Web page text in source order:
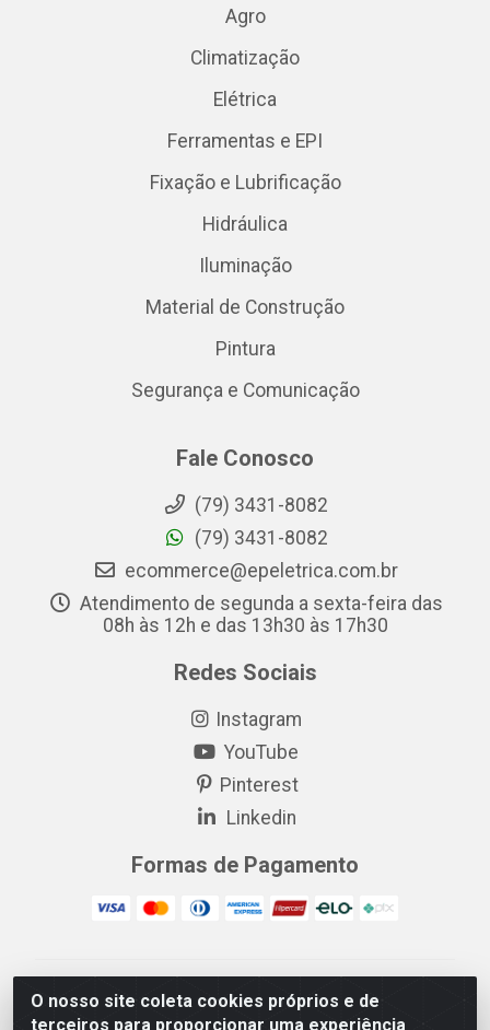
O nosso site coleta cookies próprios e de
terceiros para proporcionar uma experiência
Agro
Climatização
Elétrica
Ferramentas e EPI
Fixação e Lubrificação
Hidráulica
Iluminação
Material de Construção
Pintura
Segurança e Comunicação
Fale Conosco
(79) 3431-8082
(79) 3431-8082
ecommerce@epeletrica.com.br
Atendimento de segunda a sexta-feira das
08h às 12h e das 13h30 às 17h30
Redes Sociais
Instagram
YouTube
Pinterest
Linkedin
Formas de Pagamento
EP Elétrica LTDA - 18.621.731/0005-43 - Itabaiana/SE -
CEP: 49511-899